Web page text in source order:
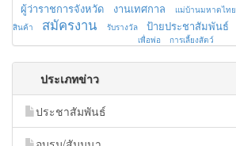
ผู้ว่าราชการจังหวัด งานเทศกาล แม่บ้านมหาดไทย
สินค้า
สมัครงาน รับรางวัล ป้ายประชาสัมพันธ์
เพื่อพ่อ
การเลี้ยงสัตว์
ประเภทข่าว
ประชาสัมพันธ์